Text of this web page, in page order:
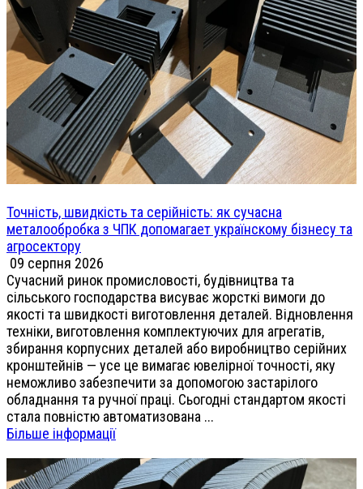
Точність, швидкість та серійність: як сучасна
металообробка з ЧПК допомагает українскому бізнесу та
агросектору
09 серпня 2026
Сучасний ринок промисловості, будівництва та
сільського господарства висуває жорсткі вимоги до
якості та швидкості виготовлення деталей. Відновлення
техніки, виготовлення комплектуючих для агрегатів,
збирання корпусних деталей або виробництво серійних
кронштейнів — усе це вимагає ювелірної точності, яку
неможливо забезпечити за допомогою застарілого
обладнання та ручної праці. Сьогодні стандартом якості
стала повністю автоматизована ...
Більше інформації